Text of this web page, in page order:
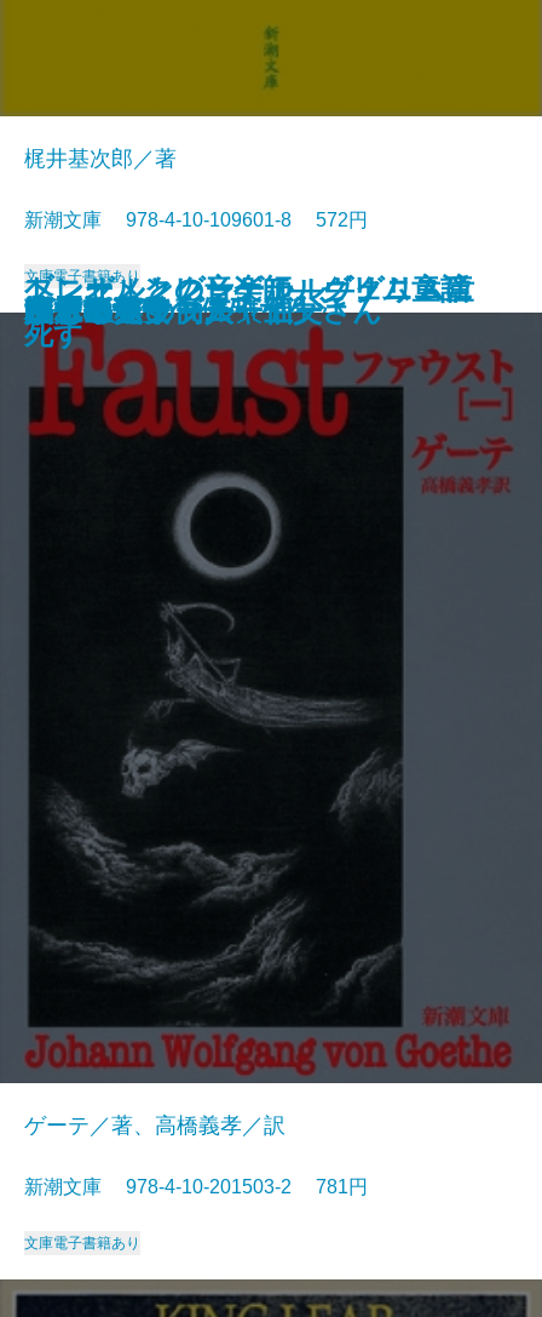
ジュリアス・シーザー
近代能楽集
ファウスト〔二〕
江分利満氏の優雅な生活
藤村詩集
楼蘭
幸福な王子
ブレーメンの音楽師―グリム童話
集III―
ヘンゼルとグレーテル―グリム童
話集II―
檸檬
梶井基次郎／著
新潮文庫 978-4-10-109601-8 572円
文庫電子書籍あり
ファウスト〔一〕
ゲーテ／著、高橋義孝／訳
新潮文庫 978-4-10-201503-2 781円
文庫電子書籍あり
リア王
眠れる美女
ヴェニスの商人
美しい星
レ・ミゼラブル〔五〕
かもめ・ワーニャ伯父さん
ハムレット
トニオ・クレーゲル ヴェニスに
死す
八月の光